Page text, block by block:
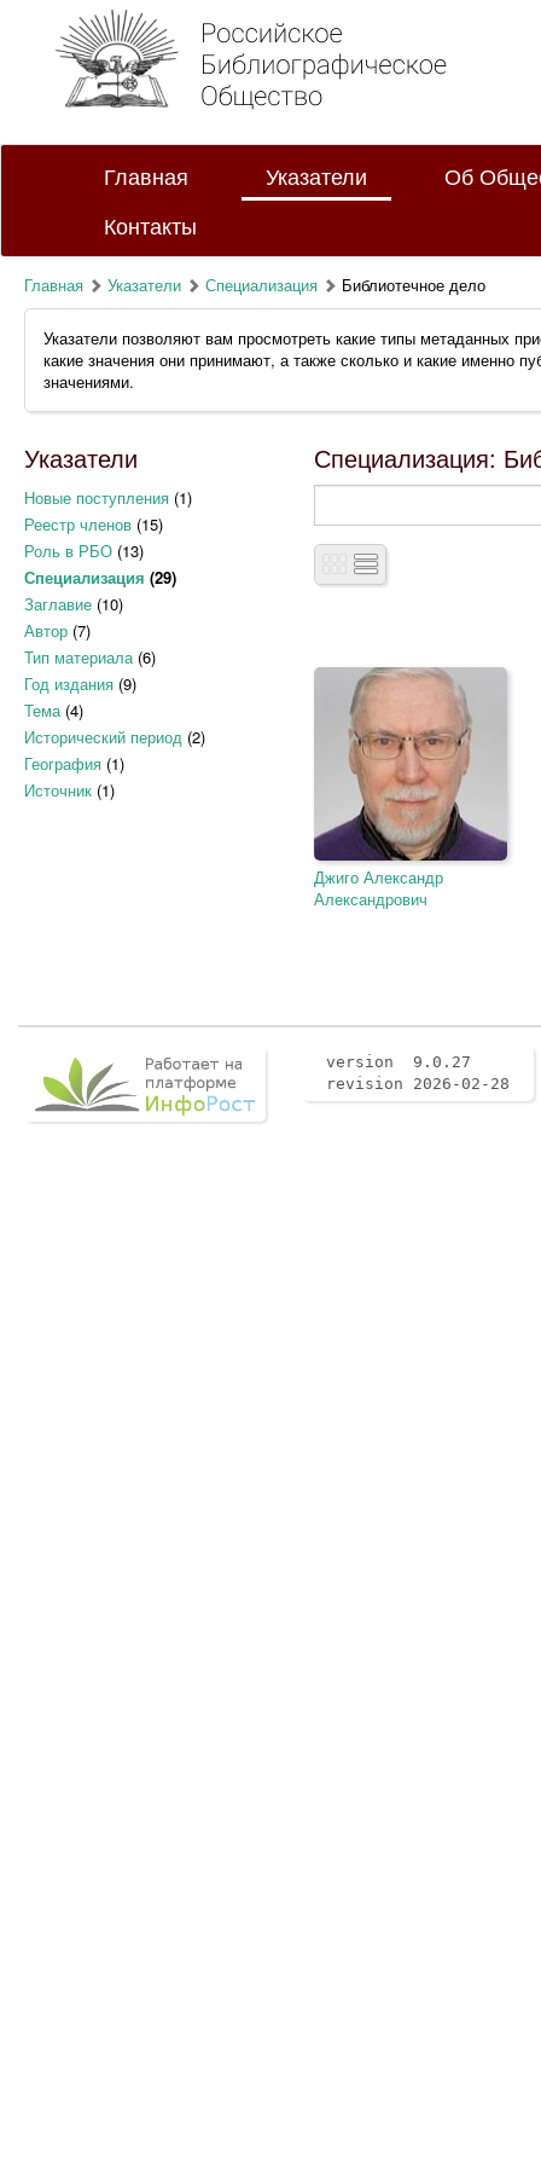
Главная Указатели
Об
Контакты
Главная Указатели Специализация Библиотечное дело
Указатели позволяют вам просмотреть какие типы метаданных
какие значения они принимают, а также сколько и какие именно
значениями.
Указатели
Новые поступления (1)
Реестр членов (15)
Роль в РБО (13)
Специализация (29)
Заглавие (10)
Автор (7)
Тип материала(6)
Год издания (9)
Тема(4)
Исторический период (2)
География (1)
Источник (1)
Специализация:
Джиго Александр
Александрович
version 9.0.27
revision 2026-02-28